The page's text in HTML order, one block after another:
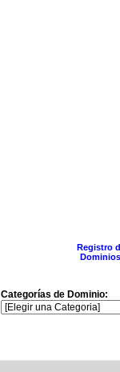
Registro
Categorías de Dominio: